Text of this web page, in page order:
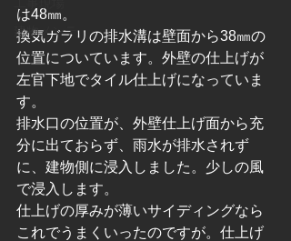
建物メンテ
は48㎜。
換気ガラリの排水溝は壁面から38㎜の
位置についています。外壁の仕上げが
左官下地でタイル仕上げになっていま
す。
排水口の位置が、外壁仕上げ面から充
分に出ておらず、雨水が排水されず
に、建物側に浸入しました。少しの風
で浸入します。
仕上げの厚みが薄いサイディングなら
これでうまくいったのですが。仕上げ